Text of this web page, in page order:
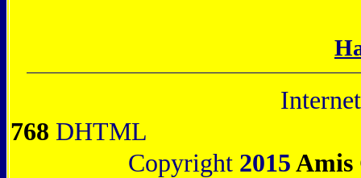
768 DHTML
Copyright 2015 Amis